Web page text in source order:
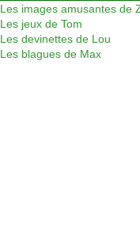
Les images amusantes de
Les jeux de Tom
Les devinettes de Lou
Les blagues de Max